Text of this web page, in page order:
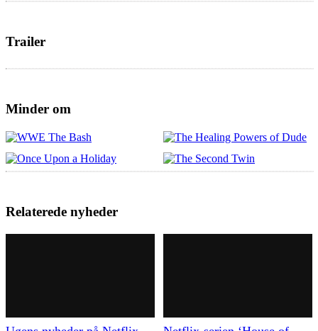
Trailer
Minder om
Relaterede nyheder